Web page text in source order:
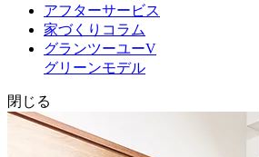
アフターサービス
家づくりコラム
グランツーユーV
グリーンモデル
閉じる